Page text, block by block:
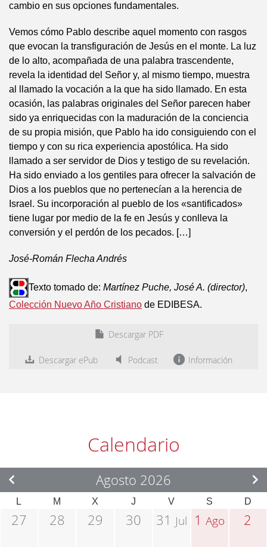
cambio en sus opciones fundamentales.
Vemos cómo Pablo describe aquel momento con rasgos
que evocan la transfiguración de Jesús en el monte. La luz
de lo alto, acompañada de una palabra trascendente,
revela la identidad del Señor y, al mismo tiempo, muestra
al llamado la vocación a la que ha sido llamado. En esta
ocasión, las palabras originales del Señor parecen haber
sido ya enriquecidas con la maduración de la conciencia
de su propia misión, que Pablo ha ido consiguiendo con el
tiempo y con su rica experiencia apostólica. Ha sido
llamado a ser servidor de Dios y testigo de su revelación.
Ha sido enviado a los gentiles para ofrecer la salvación de
Dios a los pueblos que no pertenecían a la herencia de
Israel. Su incorporación al pueblo de los «santificados»
tiene lugar por medio de la fe en Jesús y conlleva la
conversión y el perdón de los pecados. […]
José-Román Flecha Andrés
Texto tomado de: Martínez Puche, José A. (director),
Colección Nuevo Año Cristiano de EDIBESA.
Descargar PDF
Descargar ePub Podcast Información
Calendario
Agosto 2026
L M X J V S D
27 28 29 30 31 Jul 1Ago 2